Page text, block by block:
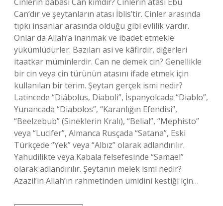
Can’dır ve şeytanların atası İblis’tir. Cinler arasında
tıpkı insanlar arasında olduğu gibi evlilik vardır.
Onlar da Allah’a inanmak ve ibadet etmekle
yükümlüdürler. Bazıları asi ve kâfirdir, diğerleri
itaatkar müminlerdir. Can ne demek cin? Genellikle
bir cin veya cin türünün atasını ifade etmek için
kullanılan bir terim. Şeytan gerçek ismi nedir?
Latincede “Diábolus, Diaboli”, İspanyolcada “Diablo”,
Yunancada “Diabolos”, “Karanlığın Efendisi”,
“Beelzebub” (Sineklerin Kralı), “Belial”, “Mephisto”
veya “Lucifer”, Almanca Rusçada “Satana”, Eski
Türkçede “Yek” veya “Albız” olarak adlandırılır.
Yahudilikte veya Kabala felsefesinde “Samael”
olarak adlandırılır. Şeytanın melek ismi nedir?
Azazil’in Allah’ın rahmetinden ümidini kestiği için…